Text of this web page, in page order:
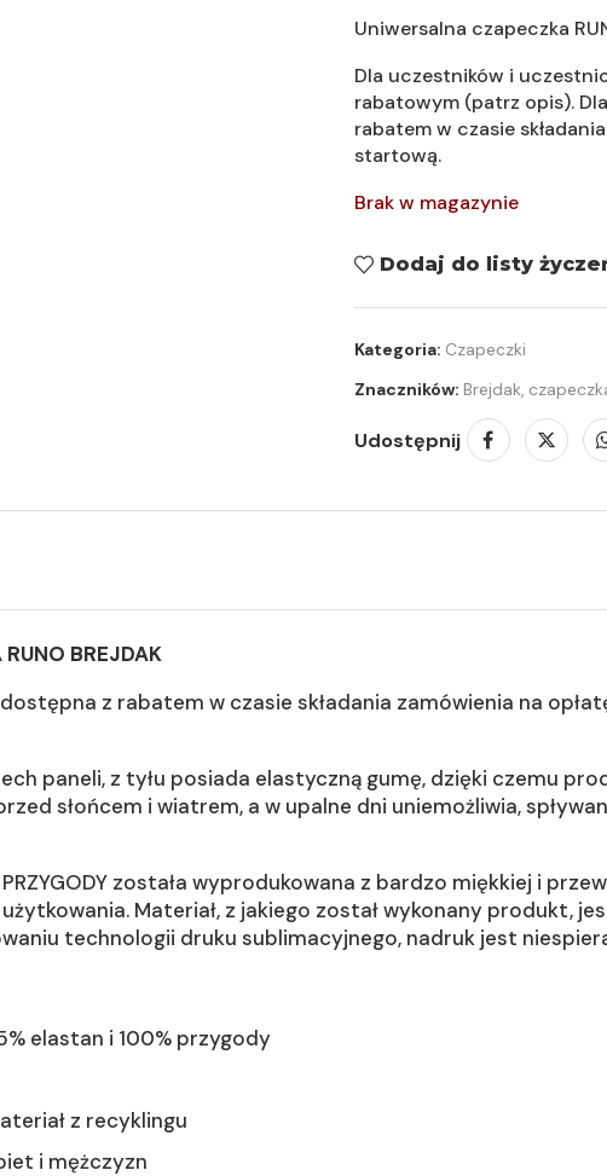
Uniwersalna czapeczka
Dla uczestników i
rabatowym (patrz opis).
rabatem w czasie
startową.
Brak w magazynie
Dodaj do listy
Kategoria: Czapeczki
Znaczników: Brejdak,
Udostępnij
BREJDAK
z rabatem w czasie składania zamówienia na
paneli, z tyłu posiada elastyczną gumę, dzięki czemu
słońcem i wiatrem, a w upalne dni uniemożliwia,
PRZYGODY została wyprodukowana z bardzo miękkiej i
Materiał, z jakiego został wykonany produkt,
technologii druku sublimacyjnego, nadruk jest
elastan i 100% przygody
z recyklingu
i mężczyzn